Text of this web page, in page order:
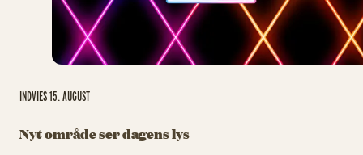
Nyt område ser dagens lys
INDVIES 15. AUGUST